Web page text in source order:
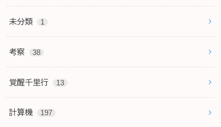
未分類 1
考察 38
覚醒千里行 13
計算機 197